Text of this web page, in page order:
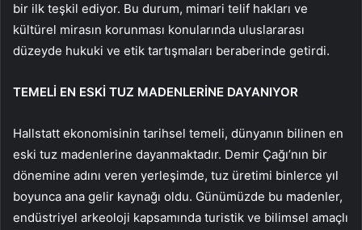
bir ilk teşkil ediyor. Bu durum, mimari telif hakları ve
kültürel mirasın korunması konularında uluslararası
düzeyde hukuki ve etik tartışmaları beraberinde getirdi.
TEMELİ EN ESKİ TUZ MADENLERİNE DAYANIYOR
Hallstatt ekonomisinin tarihsel temeli, dünyanın bilinen en
eski tuz madenlerine dayanmaktadır. Demir Çağı’nın bir
dönemine adını veren yerleşimde, tuz üretimi binlerce yıl
boyunca ana gelir kaynağı oldu. Günümüzde bu madenler,
endüstriyel arkeoloji kapsamında turistik ve bilimsel amaçlı